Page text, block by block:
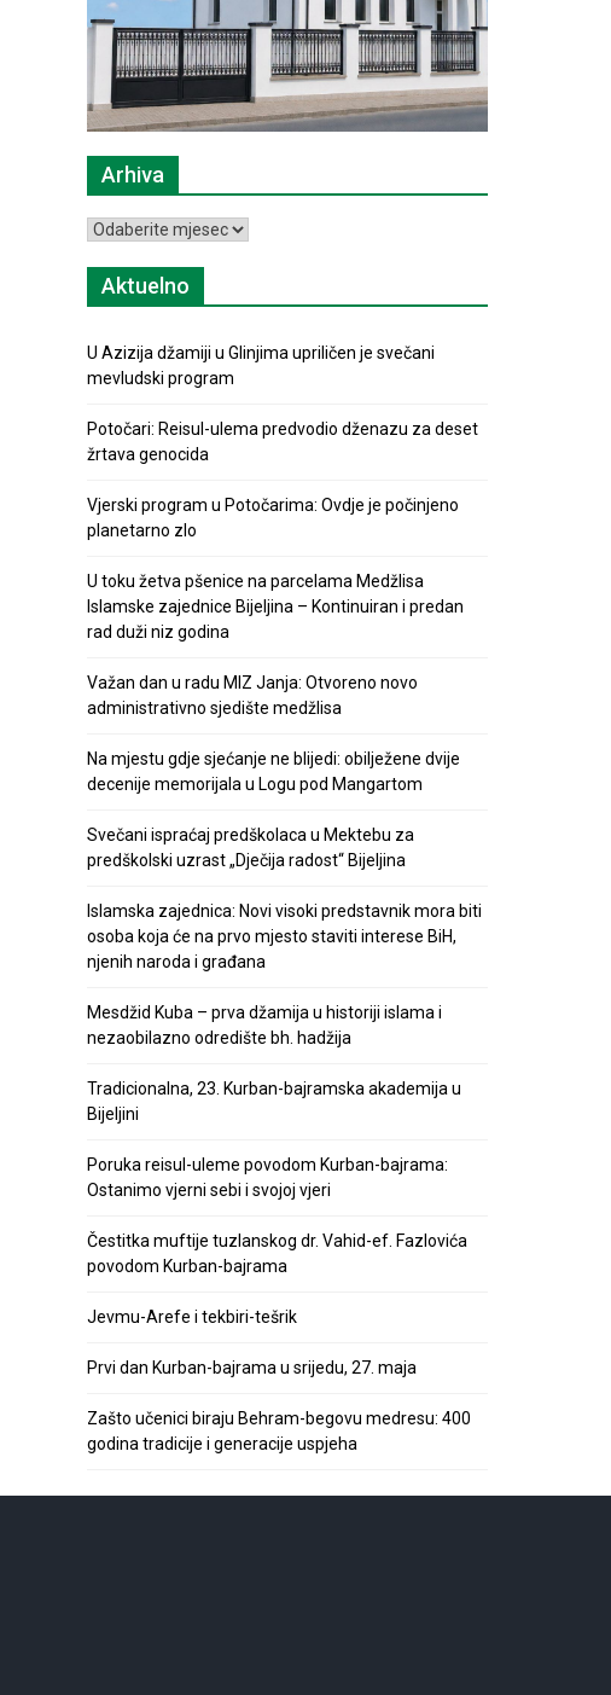
Arhiva
Arhiva
Aktuelno
U Azizija džamiji u Glinjima upriličen je svečani
mevludski program
Potočari: Reisul-ulema predvodio dženazu za deset
žrtava genocida
Vjerski program u Potočarima: Ovdje je počinjeno
planetarno zlo
U toku žetva pšenice na parcelama Medžlisa
Islamske zajednice Bijeljina – Kontinuiran i predan
rad duži niz godina
Važan dan u radu MIZ Janja: Otvoreno novo
administrativno sjedište medžlisa
Na mjestu gdje sjećanje ne blijedi: obilježene dvije
decenije memorijala u Logu pod Mangartom
Svečani ispraćaj predškolaca u Mektebu za
predškolski uzrast „Dječija radost“ Bijeljina
Islamska zajednica: Novi visoki predstavnik mora biti
osoba koja će na prvo mjesto staviti interese BiH,
njenih naroda i građana
Mesdžid Kuba – prva džamija u historiji islama i
nezaobilazno odredište bh. hadžija
Tradicionalna, 23. Kurban-bajramska akademija u
Bijeljini
Poruka reisul-uleme povodom Kurban-bajrama:
Ostanimo vjerni sebi i svojoj vjeri
Čestitka muftije tuzlanskog dr. Vahid-ef. Fazlovića
povodom Kurban-bajrama
Jevmu-Arefe i tekbiri-tešrik
Prvi dan Kurban-bajrama u srijedu, 27. maja
Zašto učenici biraju Behram-begovu medresu: 400
godina tradicije i generacije uspjeha